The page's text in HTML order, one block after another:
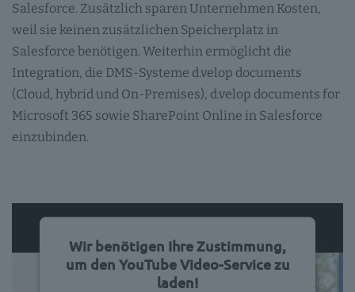
Salesforce. Zusätzlich sparen Unternehmen Kosten,
weil sie keinen zusätzlichen Speicherplatz in
Salesforce benötigen. Weiterhin ermöglicht die
Integration, die DMS-Systeme d.velop documents
(Cloud, hybrid und On-Premises), d.velop documents for
Microsoft 365 sowie SharePoint Online in Salesforce
einzubinden.
Wir benötigen Ihre Zustimmung,
um den YouTube Video-Service zu
laden!